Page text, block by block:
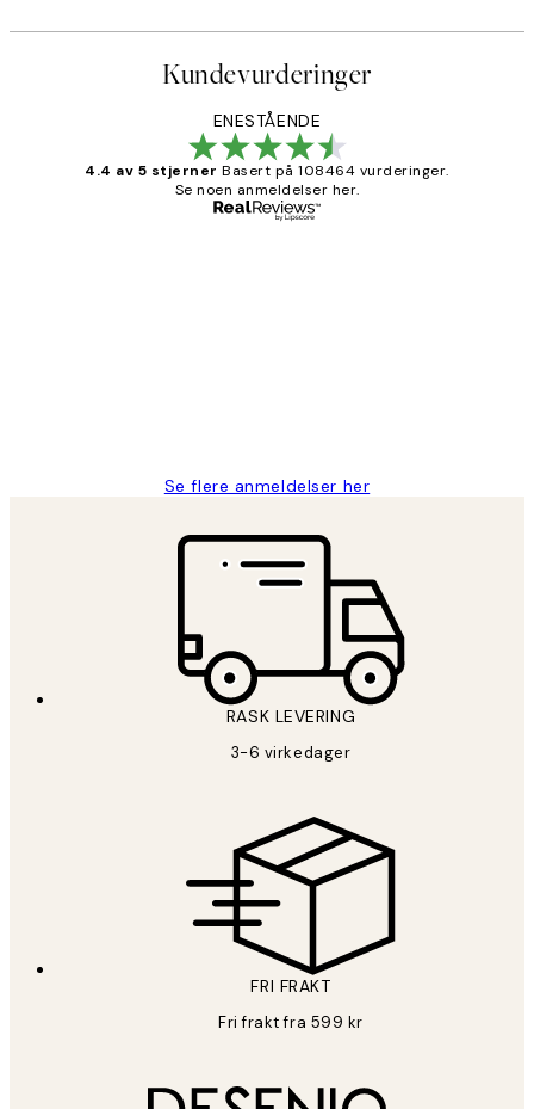
Kundevurderinger
ENESTÅENDE
4.4 av 5 stjerner Basert på 108464 vurderinger.
Se noen anmeldelser her.
Se flere anmeldelser her
RASK LEVERING
3-6 virkedager
FRI FRAKT
Fri frakt fra 599 kr